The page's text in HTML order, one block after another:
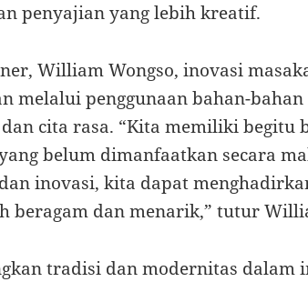
penyajian yang lebih kreatif.
William Wongso, inovasi
melalui penggunaan bahan-
cita rasa. “Kita memiliki begitu
belum dimanfaatkan secara
inovasi, kita dapat
beragam dan menarik,” tutur
tradisi dan modernitas dalam